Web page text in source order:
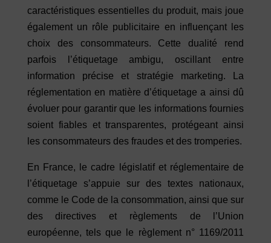
caractéristiques essentielles du produit, mais joue
également un rôle publicitaire en influençant les
choix des consommateurs. Cette dualité rend
parfois l’étiquetage ambigu, oscillant entre
information précise et stratégie marketing. La
réglementation en matière d’étiquetage a ainsi dû
évoluer pour garantir que les informations fournies
soient fiables et transparentes, protégeant ainsi
les consommateurs des fraudes et des tromperies.
En France, le cadre législatif et réglementaire de
l’étiquetage s’appuie sur des textes nationaux,
comme le Code de la consommation, ainsi que sur
des directives et règlements de l’Union
européenne, tels que le règlement n° 1169/2011